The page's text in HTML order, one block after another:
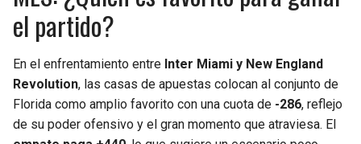
el partido?
En el enfrentamiento entre Inter Miami y New England
Revolution, las casas de apuestas colocan al conjunto de
Florida como amplio favorito con una cuota de -286, reflejo
de su poder ofensivo y el gran momento que atraviesa. El